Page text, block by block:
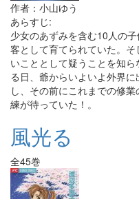
作者：小山ゆう
あらすじ:
少女のあずみを含む10人の
客として育てられていた。
いこととして疑うことを知
る日、爺からいよいよ外界
し、その前にこれまでの修
練が待っていた！。
風光る
全45巻